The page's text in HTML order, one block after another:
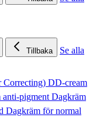
Tillbaka
Se alla
Correcting) DD-cream
anti-pigmentDagkräm
Dagkräm för normal